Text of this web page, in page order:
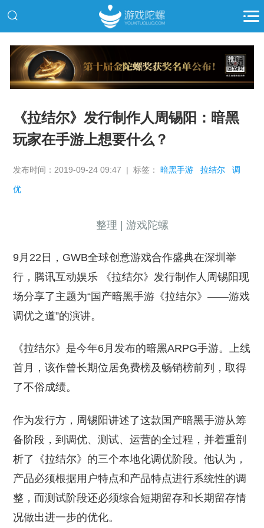
推广
《拉结尔》发行制作人周锡阳：暗黑
玩家在手游上想要什么？
发布时间：2019-09-24 09:47 | 标签：暗黑手游 拉结尔 调
优
整理 | 游戏陀螺
9月22日，GWB全球创意游戏合作盛典在深圳举
行，腾讯互动娱乐 《拉结尔》发行制作人周锡阳现
场分享了主题为“国产暗黑手游《拉结尔》——游戏
调优之道”的演讲。
《拉结尔》是今年6月发布的暗黑ARPG手游。上线
首月，该作曾长期位居免费榜及畅销榜前列，取得
了不俗成绩。
作为发行方，周锡阳讲述了这款国产暗黑手游从筹
备阶段，到调优、测试、运营的全过程，并着重剖
析了《拉结尔》的三个本地化调优阶段。他认为，
产品必须根据用户特点和产品特点进行系统性的调
整，而测试阶段还必须综合短期留存和长期留存情
况做出进一步的优化。